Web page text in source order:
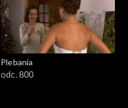
Plebania
odc. 800